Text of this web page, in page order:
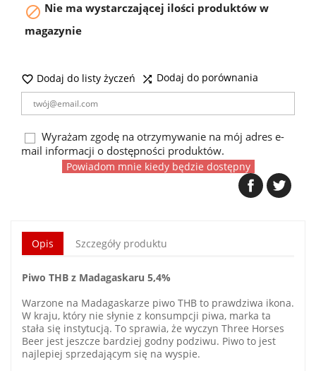
 Nie ma wystarczającej ilości produktów w
magazynie
 Dodaj do listy życzeń  Dodaj do porównania
Wyrażam zgodę na otrzymywanie na mój adres e-
mail informacji o dostępności produktów.
Powiadom mnie kiedy będzie dostępny
Opis Szczegóły produktu
Piwo THB z Madagaskaru 5,4%
Warzone na Madagaskarze piwo THB to prawdziwa ikona.
W kraju, który nie słynie z konsumpcji piwa, marka ta
stała się instytucją. To sprawia, że wyczyn Three Horses
Beer jest jeszcze bardziej godny podziwu. Piwo to jest
najlepiej sprzedającym się na wyspie.